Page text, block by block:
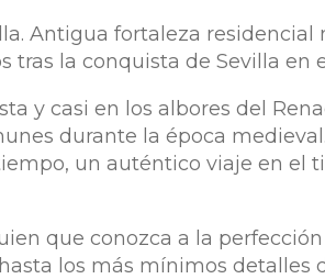
Antigua fortaleza residencial
la conquista de Sevilla en
y casi en los albores del
durante la época medieval.
un auténtico viaje en el
que conozca a la
los más mínimos detalles